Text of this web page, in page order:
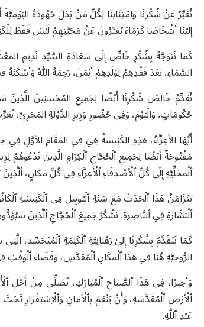
نُعَبِّرُ عَنْ شُكْرِنَا وَامْتِنَانِنَا لِكُلِّ مَنْ بَذَلَ جُهُودَهُ
إِلَيْنَا أَشْخَاصًا كَرَمَاءَ يُعَبِّرُونَ عَنْ مَحَبَّتِهِمْ لَيْسَ فَقَطْ
كَمَا نَتَوَجَّهُ بِشُكْرٍ خَاصٍّ إِلَى سَعَادَةِ السَّيِّدِ نَدِيمِ
السَّمَاءِ، بَعْدَ فَقْدِهِمْ لِوَلَدِهِمْ أَيْمَنَ، رَحِمَهُ اللهُ
نُقَدِّمُ خَالِصَ شُكْرِنَا أَيْضًا لِجَمِيعِ المُحْسِنِينَ الَّذِينَ
حُكُومَاتٍ. وَالْيَوْمَ، وَفِي حُضُورِ وَزِيرِ الدَّوْلَةِ المَجَرِيِّ،
أَيُّهَا الأَعِزَّاءُ، هَذِهِ الكَنِيسَةُ هِيَ فِي المَقَامِ الأوَّلِ
مَفْتُوحَةٌ أَيْضًا لِجَمِيعِ ٱلْحُجَّاجِ ٱلْكِرَامِ الَّذِينَ نَدْعُوهُمْ
ٱلْمَحَلِّيَّةِ إِلَىٰ كُلِّ ٱلْأَصْدِقَاءِ ٱلْأَعِزَّاءِ فِي كُلِّ مَكَانٍ، ٱلَّذِينَ
يَتَزَامَنُ هَذَا ٱلْحَدَثُ مَعَ سَنَةِ ٱلْيُوبِيلِ فِي ٱلْكَنِيسَةِ
ٱلْبَشَارَةِ فِي ٱلنَّاصِرَةِ. نَشْكُرُ جَمِيعَ ٱلْحُجَّاجِ ٱلَّذِينَ
كَمَا نَتَقَدَّمُ بِشُكْرِنَا إِلَىٰ رَهْبَانِيَّةِ ٱلْكَلِمَةِ ٱلْمُتَجَسِّد،
الرُّوحِيَّةِ هُنَا فِي هَذَا ٱلْمَكَانِ ٱلْمُقَدَّسِ، وَقَضَاءَ ٱلْوَقْتِ
وَأَخِيرًا، فِي هَذَا ٱلصَّبَاحِ ٱلْمُبَارَكِ، نُصَلِّي مِنْ أَجْلِ
ٱلْأَرْضِ ٱلْمُقَدَّسَةِ، وَأَنْ يَنْعَمَ بِٱلْأَمَانِ وَٱلْاِسْتِقْرَارِ
عَبْدِ ٱللَّهِ.